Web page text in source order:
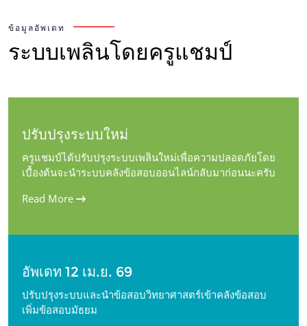
ข้อมูลอัพเดท
ระบบเพลินโดยครูแชมป์
ปรับปรุงระบบใหม่
ครูแชมป์ได้ปรับปรุงระบบเพลินใหม่เพื่อความปลอดภัยโดย
เบื้องต้นจะนำระบบคลังข้อสอบออนไลน์กลับมาก่อนนะครับ
Read More
อัพเดท 12 เม.ย. 69
ปรับปรุงระบบและนำข้อสอบวิทยาศาสตร์เข้าคลังข้อสอบ
เพิ่มข้อสอบมัธยม